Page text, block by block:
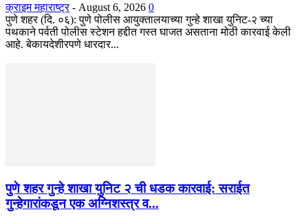
क्राइम महाराष्ट्र - August 6, 2026 0
पुणे शहर (दि. ०६): पुणे पोलीस आयुक्तालयाच्या गुन्हे शाखा युनिट-२ च्या
पथकाने पर्वती पोलीस स्टेशन हद्दीत गस्त घाजत असताना मोठी कारवाई केली
आहे. बेकायदेशीरपणे धारदार...
पुणे शहर गुन्हे शाखा युनिट २ ची धडक कारवाई: सराईत
गुन्हेगारांकडून एक अग्निशस्त्र व...